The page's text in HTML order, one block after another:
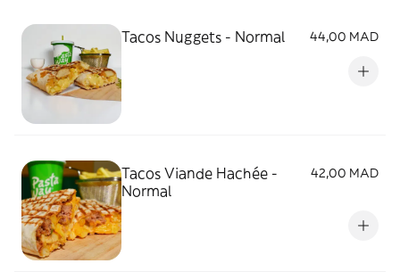
Tacos Nuggets - Normal 44,00 MAD
Tacos Viande Hachée -
Normal
42,00 MAD